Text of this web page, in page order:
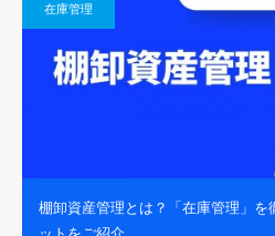
在庫管理
棚卸資産管理とは？「在庫管理」